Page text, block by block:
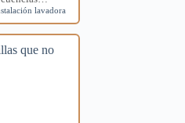
lavadora